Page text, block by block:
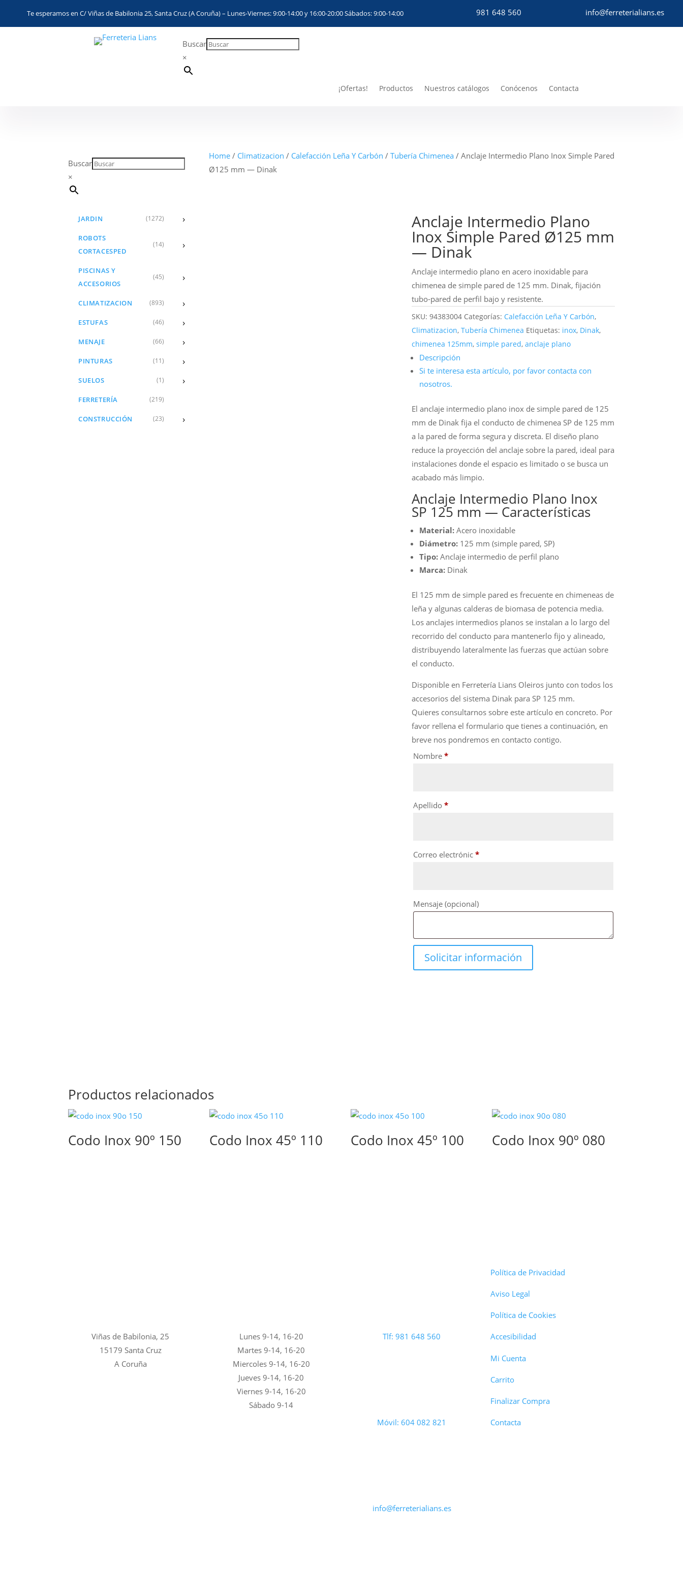
Te esperamos en C/ Viñas de Babilonia 25, Santa Cruz (A Coruña) – Lunes-Viernes: 9:00-14:00 y 16:00-20:00 Sábados: 9:00-14:00 981 648 560 info@ferreterialians.es
Buscar
×
¡Ofertas! Productos Nuestros catálogos Conócenos Contacta
Buscar
×
JARDIN (1272) ›
ROBOTS
CORTACESPED
(14) ›
PISCINAS Y
ACCESORIOS
(45) ›
CLIMATIZACION (893) ›
ESTUFAS (46) ›
MENAJE (66) ›
PINTURAS (11) ›
SUELOS (1) ›
FERRETERÍA (219)
CONSTRUCCIÓN (23) ›
Home / Climatizacion / Calefacción Leña Y Carbón /Tubería Chimenea / Anclaje Intermedio Plano Inox Simple Pared
Ø125 mm — Dinak
Anclaje Intermedio Plano
Inox Simple Pared Ø125 mm
— Dinak
Anclaje intermedio plano en acero inoxidable para
chimenea de simple pared de 125 mm. Dinak, fijación
tubo-pared de perfil bajo y resistente.
SKU:94383004 Categorías: Calefacción Leña Y Carbón,
Climatizacion,Tubería Chimenea Etiquetas: inox, Dinak,
chimenea 125mm,simple pared,anclaje plano
Descripción
Si te interesa esta artículo, por favor contacta con
nosotros.
El anclaje intermedio plano inox de simple pared de 125
mm de Dinak fija el conducto de chimenea SP de 125 mm
a la pared de forma segura y discreta. El diseño plano
reduce la proyección del anclaje sobre la pared, ideal para
instalaciones donde el espacio es limitado o se busca un
acabado más limpio.
Anclaje Intermedio Plano Inox
SP 125 mm — Características
Material: Acero inoxidable
Diámetro: 125 mm (simple pared, SP)
Tipo: Anclaje intermedio de perfil plano
Marca: Dinak
El 125 mm de simple pared es frecuente en chimeneas de
leña y algunas calderas de biomasa de potencia media.
Los anclajes intermedios planos se instalan a lo largo del
recorrido del conducto para mantenerlo fijo y alineado,
distribuyendo lateralmente las fuerzas que actúan sobre
el conducto.
Disponible en Ferretería Lians Oleiros junto con todos los
accesorios del sistema Dinak para SP 125 mm.
Quieres consultarnos sobre este artículo en concreto. Por
favor rellena el formulario que tienes a continuación, en
breve nos pondremos en contacto contigo.
Nombre*
Apellido*
Correo electrónic*
Mensaje(opcional)
Productos relacionados
Codo Inox 90º 150 Codo Inox 45º 110 Codo Inox 45º 100 Codo Inox 90º 080
Viñas de Babilonia, 25
15179 Santa Cruz
A Coruña
Lunes 9-14, 16-20
Martes 9-14, 16-20
Miercoles 9-14, 16-20
Jueves 9-14, 16-20
Viernes 9-14, 16-20
Sábado 9-14
Tlf: 981 648 560
Móvil: 604 082 821
info@ferreterialians.es
Política de Privacidad
Aviso Legal
Política de Cookies
Accesibilidad
Mi Cuenta
Carrito
Finalizar Compra
Contacta